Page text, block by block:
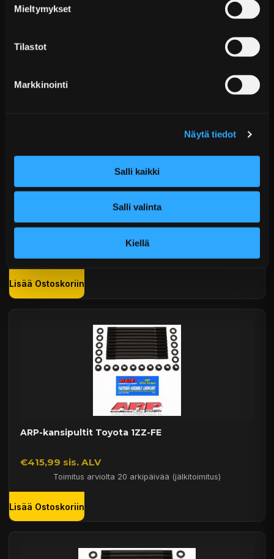
Mieltymykset
Tilastot
Markkinointi
Näytä tiedot
Salli kaikki
Salli valinta
Kiellä
Jälkitoimitustuotteet noin 20 arkipäivässä
14 päivän palautusoikeus
Sähköposti:
ARP Kansipulttisarja Toyota Supra A90 3.0 B58 –
Lisää Ostoskoriin
ARP-kansipultit Toyota 1ZZ-FE
€415,99 sis. ALV
Toimitus arviolta 20 arkipäivää (jälkitoimitus)
Lisää Ostoskoriin